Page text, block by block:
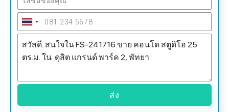
ส่ง